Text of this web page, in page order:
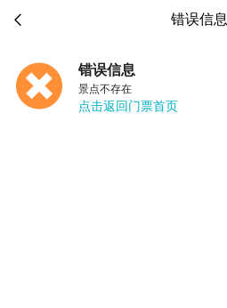
 错误信息
错误信息
景点不存在
点击返回门票首页